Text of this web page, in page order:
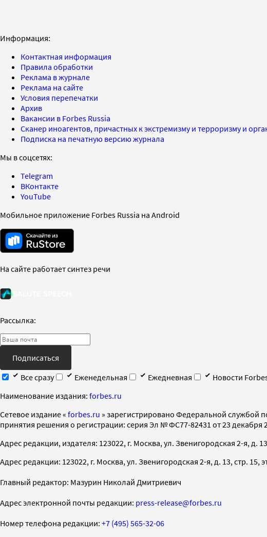
Информация:
Контактная информация
Правила обработки
Реклама в журнале
Реклама на сайте
Условия перепечатки
Архив
Вакансии в Forbes Russia
Сканер иноагентов, причастных к экстремизму и терроризму и
Подписка на печатную версию журнала
Мы в соцсетях:
Telegram
ВКонтакте
YouTube
Мобильное приложение Forbes Russia на Android
На сайте работает синтез речи
Рассылка:
Подписаться
Все сразу
Еженедельная Ежедневная
Новости
Наименование издания: forbes.ru
Cетевое издание « forbes.ru » зарегистрировано Федеральной службой
принятия решения о регистрации: серия Эл № ФС77-82431 от 23 декабря
Адрес редакции, издателя: 123022, г. Москва, ул. Звенигородская 2-я, д.
Адрес редакции: 123022, г. Москва, ул. Звенигородская 2-я, д. 13, стр. 15,
Главный редактор: Мазурин Николай Дмитриевич
Адрес электронной почты редакции: press-release@forbes.ru
Номер телефона редакции: +7 (495) 565-32-06